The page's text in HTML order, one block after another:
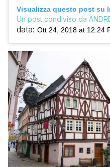
Visualizza questo post su
Un post condiviso da
data: Ott 24, 2018 at 12:24